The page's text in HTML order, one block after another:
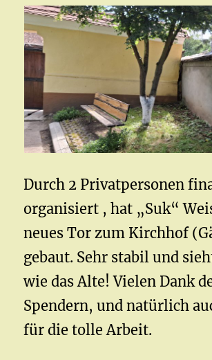
Durch 2 Privatpersonen
organisiert , hat „Suk“
neues Tor zum Kirchhof
gebaut. Sehr stabil und
wie das Alte! Vielen Dank
Spendern, und natürlich
für die tolle Arbeit.